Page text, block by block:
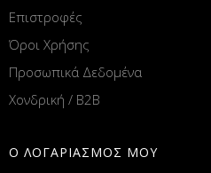
Επιστροφές
Όροι Χρήσης
Προσωπικά Δεδομένα
Χονδρική / B2B
Ο ΛΟΓΑΡΙΑΣΜΟΣ ΜΟΥ